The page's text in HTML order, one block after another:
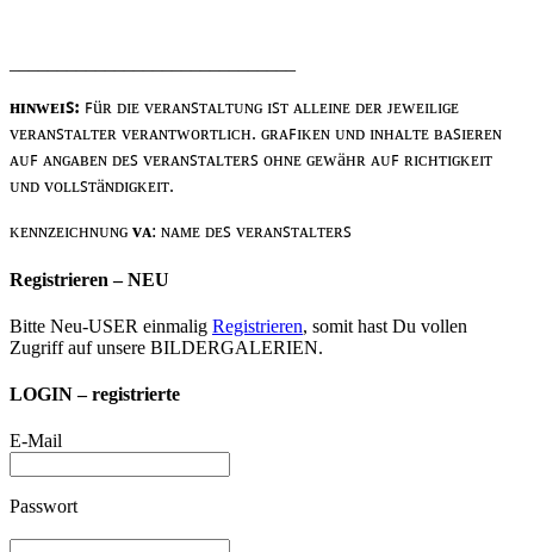
ʜɪɴᴡᴇɪꜱ: ꜰüʀ ᴅɪᴇ ᴠᴇʀᴀɴꜱᴛᴀʟᴛᴜɴɢ ɪꜱᴛ ᴀʟʟᴇɪɴᴇ ᴅᴇʀ ᴊᴇᴡᴇɪʟɪɢᴇ
ᴠᴇʀᴀɴꜱᴛᴀʟᴛᴇʀ ᴠᴇʀᴀɴᴛᴡᴏʀᴛʟɪᴄʜ. ɢʀᴀꜰɪᴋᴇɴ ᴜɴᴅ ɪɴʜᴀʟᴛᴇ ʙᴀꜱɪᴇʀᴇɴ
ᴀᴜꜰ ᴀɴɢᴀʙᴇɴ ᴅᴇꜱ ᴠᴇʀᴀɴꜱᴛᴀʟᴛᴇʀꜱ ᴏʜɴᴇ ɢᴇᴡäʜʀ ᴀᴜꜰ ʀɪᴄʜᴛɪɢᴋᴇɪᴛ
ᴜɴᴅ ᴠᴏʟʟꜱᴛäɴᴅɪɢᴋᴇɪᴛ.
ᴋᴇɴɴᴢᴇɪᴄʜɴᴜɴɢᴠᴀ: ɴᴀᴍᴇ ᴅᴇꜱ ᴠᴇʀᴀɴꜱᴛᴀʟᴛᴇʀꜱ
Registrieren – NEU
Bitte Neu-USER einmalig Registrieren, somit hast Du vollen
Zugriff auf unsere BILDERGALERIEN.
LOGIN – registrierte
E-Mail
Passwort